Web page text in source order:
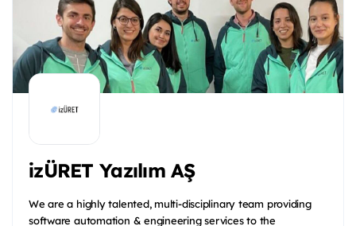
izÜRET Yazılım AŞ
We are a highly talented, multi-disciplinary team providing
software automation & engineering services to the